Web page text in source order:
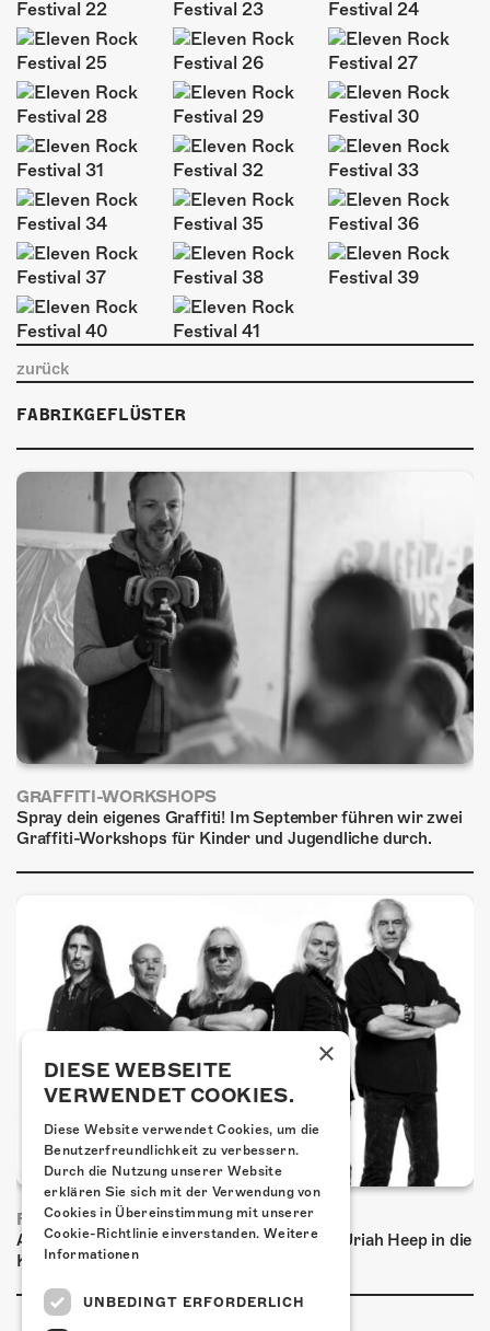
MITMACHEN
zurück
FABRIKGEFLÜSTER
GRAFFITI-WORKSHOPS
Spray dein eigenes Graffiti! Im September führen wir zwei
Graffiti-Workshops für Kinder und Jugendliche durch.
FRISCH BESTÄTIGT: URIAH HEEP
Am Sonntag, 15. November 2026 kommen Uriah Heep in die
Kulturfabrik Kofmehl!
×
DIESE WEBSEITE
VERWENDET COOKIES.
Diese Website verwendet Cookies, um die
Benutzerfreundlichkeit zu verbessern.
Durch die Nutzung unserer Website
erklären Sie sich mit der Verwendung von
Cookies in Übereinstimmung mit unserer
Cookie-Richtlinie einverstanden. Weitere
Informationen
UNBEDINGT ERFORDERLICH